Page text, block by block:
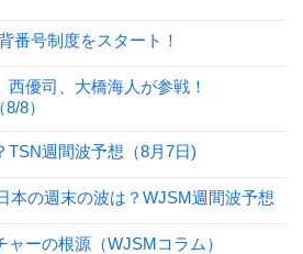
番号制度をスタート！
優司、大橋海人が参戦！
8）
TSN週間波予想（8月7日)
本の週末の波は？WJSM週間波予想
ーの根源（WJSMコラム）